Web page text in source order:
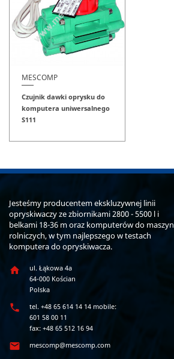
MESCOMP
Czujnik dawki oprysku do
komputera uniwersalnego
S111
Jesteśmy producentem ekskluzywnej linii
opryskiwaczy ze zbiornikami 2800 - 5500 l i
belkami 18-36 m oraz komputerów do maszyn
rolniczych, w tym najlepszego w testach
komputera do opryskiwacza.

ul. Łąkowa 4a
64-000 Kościan
Polska

tel. +48 65 614 14 14 mobile:
601 58 00 11
fax: +48 65 512 16 94
 mescomp@mescomp.com